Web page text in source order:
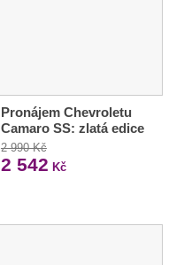
Pronájem Chevroletu
Camaro SS: zlatá edice
2 990 Kč
2 542 Kč